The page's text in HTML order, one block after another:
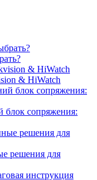
& HiWatch
сопряжения:
решения для